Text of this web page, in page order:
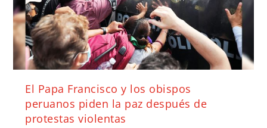
El Papa Francisco y los obispos
peruanos piden la paz después de
protestas violentas